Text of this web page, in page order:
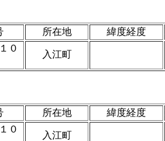
所在地 緯度経度
０
入江町
所在地 緯度経度
０
入江町